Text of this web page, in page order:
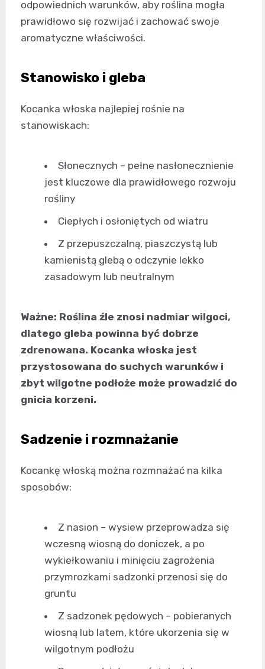
odpowiednich warunków, aby roślina mogła
prawidłowo się rozwijać i zachować swoje
aromatyczne właściwości.
Stanowisko i gleba
Kocanka włoska najlepiej rośnie na
stanowiskach:
Słonecznych – pełne nasłonecznienie
jest kluczowe dla prawidłowego rozwoju
rośliny
Ciepłych i osłoniętych od wiatru
Z przepuszczalną, piaszczystą lub
kamienistą glebą o odczynie lekko
zasadowym lub neutralnym
Ważne: Roślina źle znosi nadmiar wilgoci,
dlatego gleba powinna być dobrze
zdrenowana. Kocanka włoska jest
przystosowana do suchych warunków i
zbyt wilgotne podłoże może prowadzić do
gnicia korzeni.
Sadzenie i rozmnażanie
Kocankę włoską można rozmnażać na kilka
sposobów:
Z nasion – wysiew przeprowadza się
wczesną wiosną do doniczek, a po
wykiełkowaniu i minięciu zagrożenia
przymrozkami sadzonki przenosi się do
gruntu
Z sadzonek pędowych – pobieranych
wiosną lub latem, które ukorzenia się w
wilgotnym podłożu